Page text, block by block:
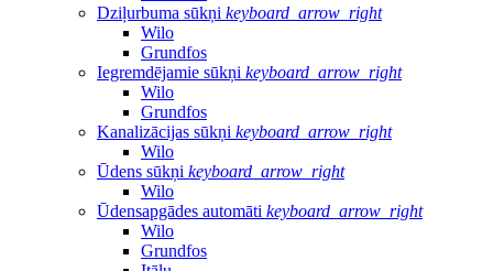
Dziļurbuma sūkņi keyboard_arrow_right
Wilo
Grundfos
Iegremdējamie sūkņi keyboard_arrow_right
Wilo
Grundfos
Kanalizācijas sūkņi keyboard_arrow_right
Wilo
Ūdens sūkņi keyboard_arrow_right
Wilo
Ūdensapgādes automāti keyboard_arrow_right
Wilo
Grundfos